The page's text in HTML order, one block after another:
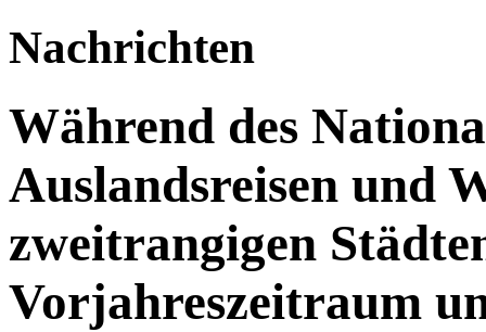
Nachrichten
Während des
Auslandsreisen und
zweitrangigen
Vorjahreszeitraum